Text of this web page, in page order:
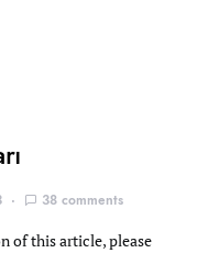
38 comments
of this article, please